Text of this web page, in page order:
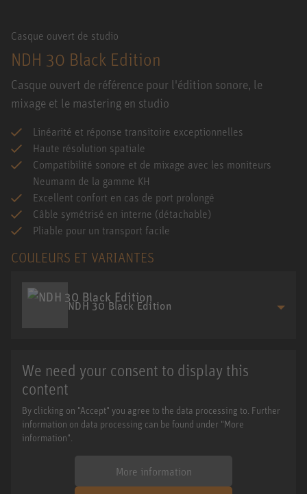
Casque ouvert de studio
NDH 30 Black Edition
Casque ouvert de référence pour l'édition sonore, le
mixage et le mastering en studio
Linéarité et réponse transitoire exceptionnelles
Haute résolution spatiale
Compatibilité sonore et de mixage avec les moniteurs
Neumann de la gamme KH
Excellent confort en cas de port prolongé
Câble symétrisé en interne (détachable)
Pliable pour un transport facile
COULEURS ET VARIANTES
NDH 30 Black Edition
We need your consent to display this
content
By clicking on "Accept" you agree to the data processing to. Further
information on data processing can be found under "More
information".
More information